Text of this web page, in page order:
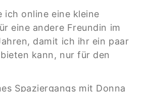
ich online eine kleine
eine andere Freundin im
damit ich ihr ein paar
kann, nur für den
Spaziergangs mit Donna